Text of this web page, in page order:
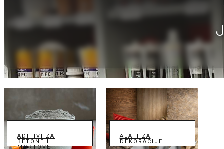
ADITIVI ZA
BETONE I
MORTOVE
ALATI ZA
DEKORACIJE